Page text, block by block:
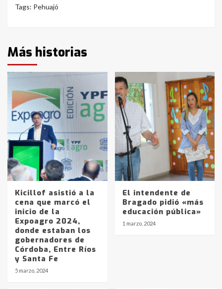
Tags: Pehuajó
Más historias
Kicillof asistió a la
cena que marcó el
inicio de la
Expoagro 2024,
donde estaban los
gobernadores de
Córdoba, Entre Ríos
y Santa Fe
5 marzo, 2024
El intendente de
Bragado pidió «más
educación pública»
1 marzo, 2024